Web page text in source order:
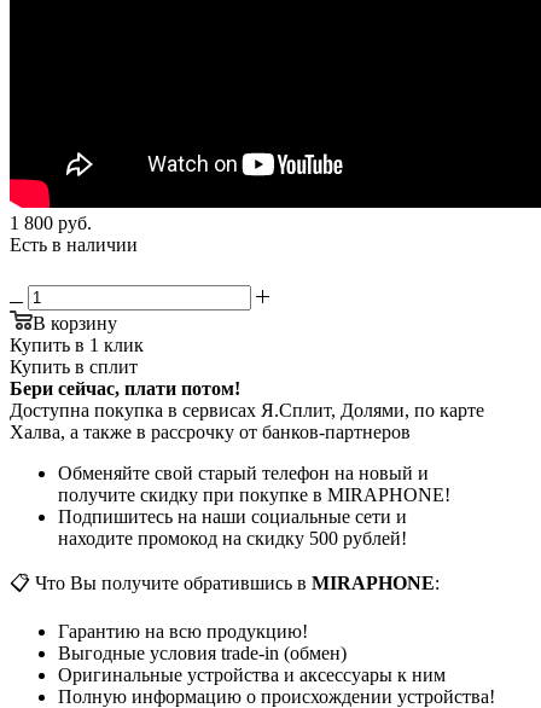
1 800 руб.
Есть в наличии
В корзину
Купить в 1 клик
Купить в сплит
Бери сейчас, плати потом!
Доступна покупка в сервисах Я.Сплит, Долями, по карте
Халва, а также в рассрочку от банков-партнеров
Обменяйте свой старый телефон на новый и
получите скидку при покупке в MIRAPHONE!
Подпишитесь на наши социальные сети и
находите промокод на скидку 500 рублей!
📋 Что Вы получите обратившись в MIRAPHONE:
Гарантию на всю продукцию!
Выгодные условия trade-in (обмен)
Оригинальные устройства и аксессуары к ним
Полную информацию о происхождении устройства!